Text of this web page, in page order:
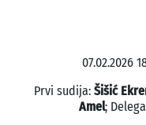
07.02.2026
Prvi sudija: Šišić
Amel;